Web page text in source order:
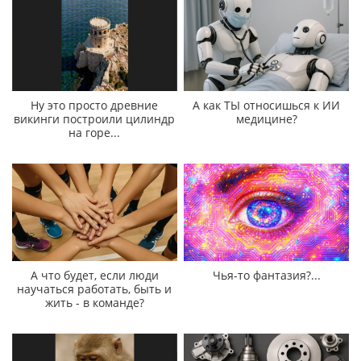
Ну это просто древние
викинги построили цилиндр
на горе...
А как ТЫ относишься к ИИ
медицине?
А что будет, если люди
научаться работать, быть и
жить - в команде?
Чья-то фантазия?...